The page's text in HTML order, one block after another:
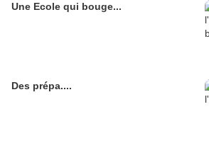
Une Ecole qui bouge...
Des prépa....